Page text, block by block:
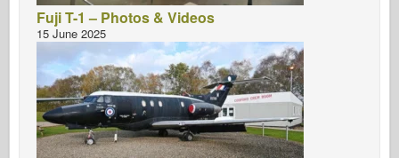
Fuji T-1 – Photos & Videos
15 June 2025